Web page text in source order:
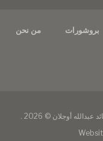
بروشورات من نحن
أوجلان © 2026 .